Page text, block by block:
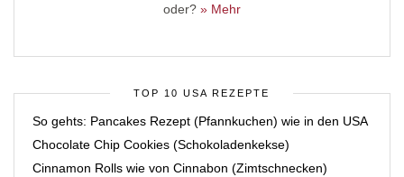
oder? » Mehr
TOP 10 USA REZEPTE
So gehts: Pancakes Rezept (Pfannkuchen) wie in den USA
Chocolate Chip Cookies (Schokoladenkekse)
Cinnamon Rolls wie von Cinnabon (Zimtschnecken)